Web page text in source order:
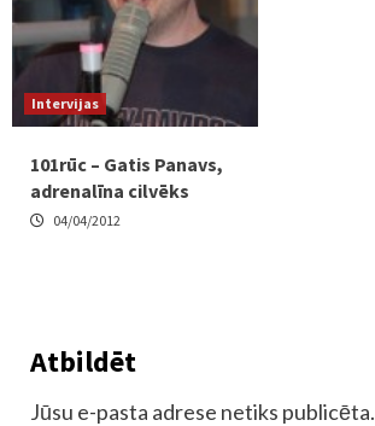
Intervijas
101rūc – Gatis Panavs,
adrenalīna cilvēks
04/04/2012
Atbildēt
Jūsu e-pasta adrese netiks publicēta.